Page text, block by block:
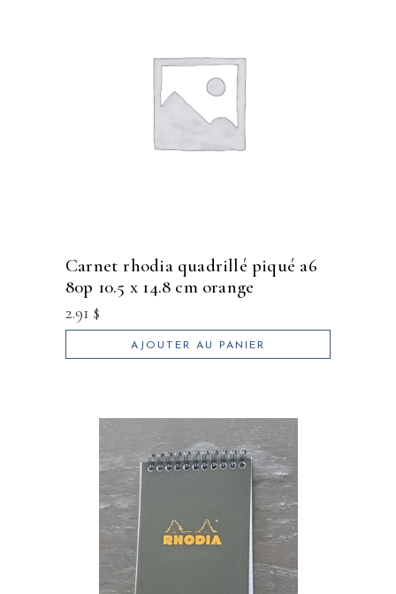
carnet rhodia quadrillé piqué a6
80p 10.5 x 14.8 cm orange
2.91 $
AJOUTER AU PANIER